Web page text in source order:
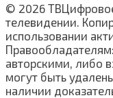
© 2026
телевидении.
использовании
авторскими, либо
могут быть
наличии